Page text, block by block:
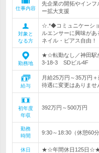
仕事内容
先企業の開拓やインフ
ー拡大支援
対象と
なる方
☆.*◆コミュニケーシ
ルエンサーに興味が
ネイル・ピアス自由！
勤務地
★☆転勤なし／神田駅
3-18-3 SDビル4F
給与
月給25万円～35万円
待遇に変更はありま
初年度
年収
392万円～500万円
勤務
時間
9:30～18:30（休憩60分
休日
★☆年間休日125日